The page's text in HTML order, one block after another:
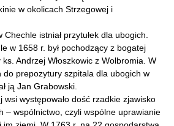
w okolicach Strzegowej i
istniał przytułek dla ubogich.
w 1658 r. był pochodzący z bogatej
Andrzej Włoszkowic z Wolbromia. W
do prepozytury szpitala dla ubogich w
ją Jan Grabowski.
wsi występowało dość rzadkie zjawisko
– wspólnictwo, czyli wspólne uprawianie